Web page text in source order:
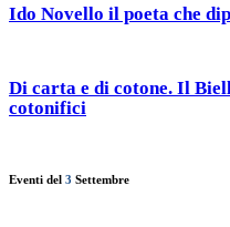
Ido Novello il poeta che
Di carta e di cotone. Il
cotonifici
Eventi del 3 Settembre